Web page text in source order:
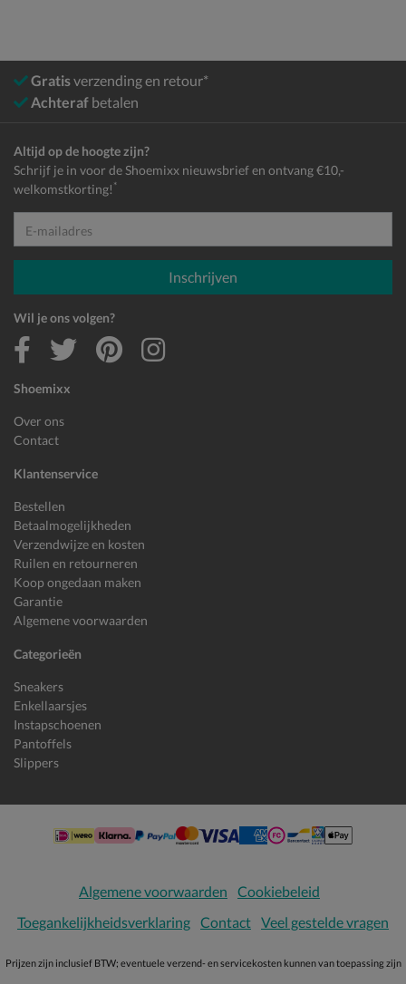
Gratisverzending en retour*
Achteraf betalen
Shoemixx
Over ons
Contact
Klantenservice
Bestellen
Betaalmogelijkheden
Verzendwijze en kosten
Ruilen en retourneren
Koop ongedaan maken
Garantie
Algemene voorwaarden
Categorieën
Sneakers
Enkellaarsjes
Instapschoenen
Pantoffels
Slippers
Altijd op de hoogte zijn?
Schrijf je in voor de Shoemixx nieuwsbrief en ontvang €10,-
welkomstkorting! *
E-mailadres
Inschrijven
Wil je ons volgen?
Algemene voorwaarden
Cookiebeleid
Toegankelijkheidsverklaring Contact Veel gestelde vragen
Prijzen zijn inclusief BTW; eventuele verzend- en servicekosten kunnen van toepassing zijn